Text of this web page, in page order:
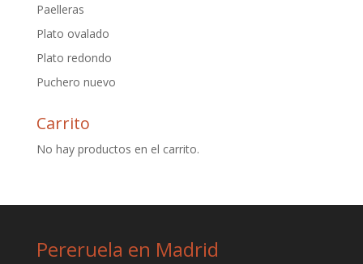
Paelleras
Plato ovalado
Plato redondo
Puchero nuevo
Carrito
No hay productos en el carrito.
Pereruela en Madrid